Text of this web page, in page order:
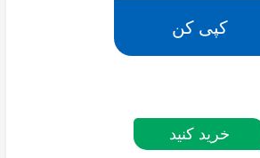
کپی کن
خرید کنید